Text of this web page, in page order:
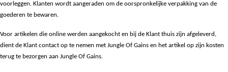
voorleggen. Klanten wordt aangeraden om de oorspronkelijke verpakking van de
goederen te bewaren.
Voor artikelen die online werden aangekocht en bij de Klant thuis zijn afgeleverd,
dient de Klant contact op te nemen met Jungle Of Gains en het artikel op zijn kosten
terug te bezorgen aan Jungle Of Gains.